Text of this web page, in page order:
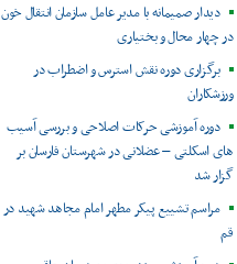
دیدار صمیمانه با مدیر عامل سازمان انتقال خون
در چهار محال و بختیاری
برگزاری دوره نقش استرس و اضطراب در
ورزشکاران
دوره آموزشی حرکات اصلاحی و بررسی آسیب
های اسکلتی – عضلانی در شهرستان فارسان بر
گزار شد
مراسم تشییع پیکر مطهر امام مجاهد شهید در
قم